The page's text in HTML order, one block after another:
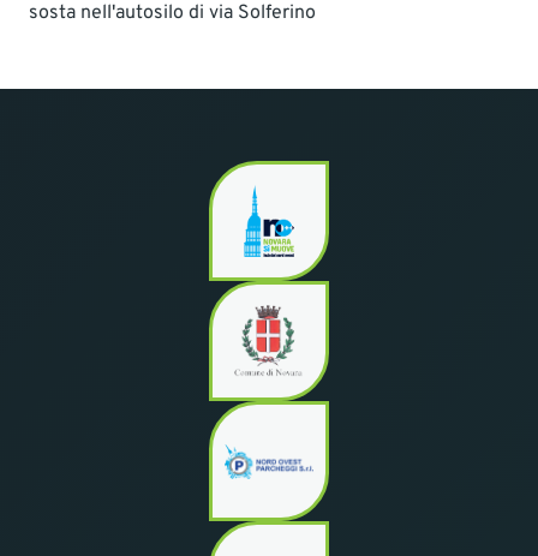
sosta nell'autosilo di via Solferino